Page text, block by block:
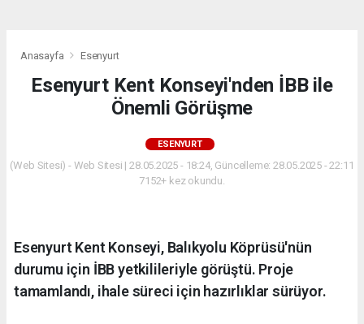
Anasayfa Esenyurt
Esenyurt Kent Konseyi'nden İBB ile
Önemli Görüşme
ESENYURT
(Web Sitesi) - Web Sitesi | 28.05.2025 - 18:24, Güncelleme: 28.05.2025 - 22:11
7152+ kez okundu.
Esenyurt Kent Konseyi, Balıkyolu Köprüsü'nün
durumu için İBB yetkilileriyle görüştü. Proje
tamamlandı, ihale süreci için hazırlıklar sürüyor.